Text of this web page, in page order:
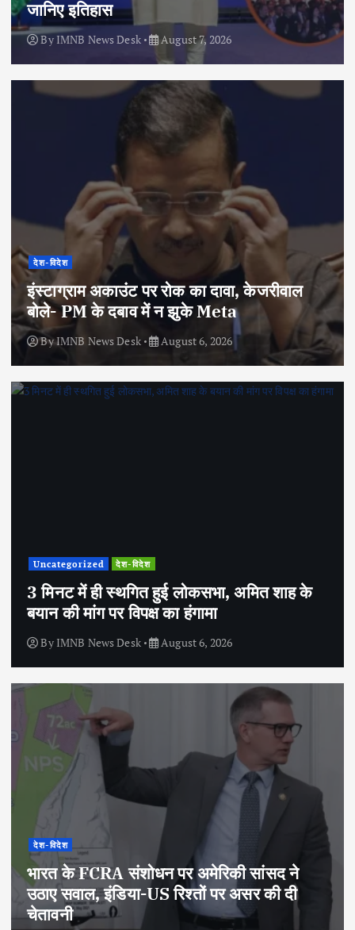
जानिए इतिहास
By IMNB News Desk August 7, 2026
देश-विदेश
इंस्टाग्राम अकाउंट पर रोक का दावा, केजरीवाल
बोले- PM के दबाव में न झुके Meta
ByIMNB News Desk August 6, 2026
Uncategorized देश-विदेश
3 मिनट में ही स्थगित हुई लोकसभा, अमित शाह के
बयान की मांग पर विपक्ष का हंगामा
By IMNB News Desk August 6, 2026
देश-विदेश
भारत के FCRA संशोधन पर अमेरिकी सांसद ने
उठाए सवाल, इंडिया-US रिश्तों पर असर की दी
चेतावनी